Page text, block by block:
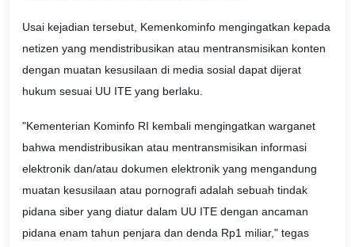
Usai kejadian tersebut, Kemenkominfo mengingatkan kepada
netizen yang mendistribusikan atau mentransmisikan konten
dengan muatan kesusilaan di media sosial dapat dijerat
hukum sesuai UU ITE yang berlaku.
"Kementerian Kominfo RI kembali mengingatkan warganet
bahwa mendistribusikan atau mentransmisikan informasi
elektronik dan/atau dokumen elektronik yang mengandung
muatan kesusilaan atau pornografi adalah sebuah tindak
pidana siber yang diatur dalam UU ITE dengan ancaman
pidana enam tahun penjara dan denda Rp1 miliar," tegas